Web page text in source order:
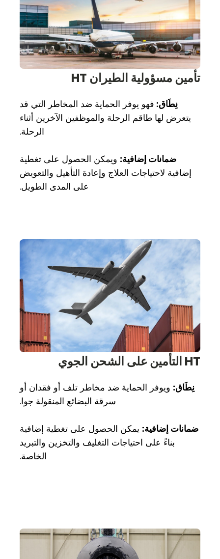
تأمين مسؤولية الطيران HT
نِطَاق: فهو يوفر الحماية ضد المخاطر التي قد
يتعرض لها طاقم الرحلة والموظفين الآخرين أثناء
الرحلة.
ضمانات إضافية: ويمكن الحصول على تغطية
إضافية لاحتياجات العلاج وإعادة التأهيل والتعويض
على المدى الطويل.
HT التأمين على الشحن الجوي
نِطَاق: ويوفر الحماية ضد مخاطر تلف أو فقدان أو
سرقة البضائع المنقولة جوا.
ضمانات إضافية: يمكن الحصول على تغطية إضافية
بناءً على احتياجات التغليف والتخزين والتبريد
الخاصة.